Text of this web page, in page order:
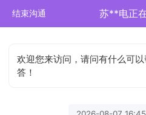
结束沟通 苏**电正
欢迎您来访问，请问有什么可
答！